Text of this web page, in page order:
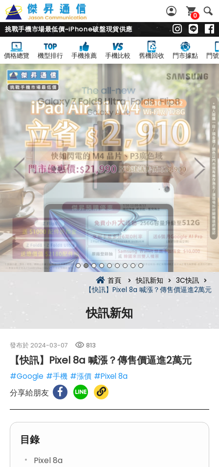
0
挑戰手機市場最低價~iPhone破盤現貨供應
價格總覽 機型排行 手機推薦 手機比較 舊機回收 門市據點 門
首頁 快訊新知
3C快訊
【快訊】Pixel 8a 喊漲？傳售價逼進2萬元
快訊新知
發布於 2024-03-07 813
【快訊】Pixel 8a 喊漲？傳售價逼進2萬元
#Google #手機 #漲價 #Pixel 8a
分享給朋友
目錄
Pixel 8a